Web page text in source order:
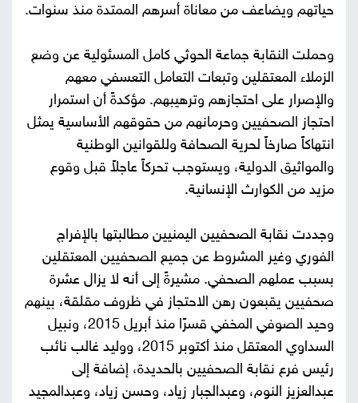
حياتهم ويضاعف من معاناة أسرهم الممتدة منذ سنوات.
وحملت النقابة جماعة الحوثي كامل المسئولية عن وضع
الزملاء المعتقلين وتبعات التعامل التعسفي معهم
والإصرار على احتجازهم وترهيبهم. مؤكدةً أن استمرار
احتجاز الصحفيين وحرمانهم من حقوقهم الأساسية يمثل
انتهاكاً صارخاً لحرية الصحافة وللقوانين الوطنية
والمواثيق الدولية، ويستوجب تحركاً عاجلاً قبل وقوع
مزيد من الكوارث الإنسانية.
وجددت نقابة الصحفيين اليمنيين مطالبتها بالإفراج
الفوري وغير المشروط عن جميع الصحفيين المعتقلين
بسبب عملهم الصحفي. مشيرةً إلى أنه لا يزال عشرة
صحفيين يقبعون رهن الاحتجاز في ظروف مقلقة، بينهم
وحيد الصوفي المخفي قسرًا منذ أبريل 2015، ونبيل
السداوي المعتقل منذ أكتوبر 2015، ووليد غالب نائب
رئيس فرع نقابة الصحفيين بالحديدة، إضافة إلى
عبدالعزيز النوم، وعبدالجبار زياد، وحسن زياد، وعبدالمجيد